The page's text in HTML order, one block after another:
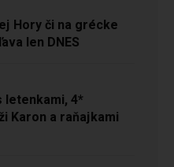
Hory či na grécke
len DNES
letenkami, 4*
Karon a raňajkami